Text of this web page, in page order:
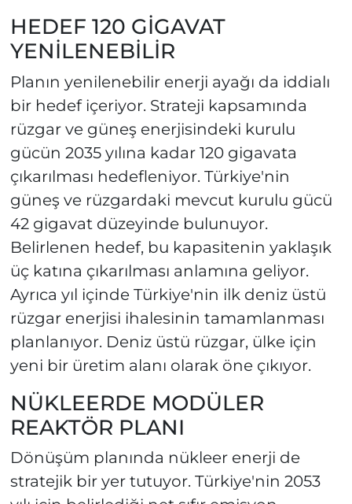
HEDEF 120 GİGAVAT
YENİLENEBİLİR
Planın yenilenebilir enerji ayağı da iddialı
bir hedef içeriyor. Strateji kapsamında
rüzgar ve güneş enerjisindeki kurulu
gücün 2035 yılına kadar 120 gigavata
çıkarılması hedefleniyor. Türkiye'nin
güneş ve rüzgardaki mevcut kurulu gücü
42 gigavat düzeyinde bulunuyor.
Belirlenen hedef, bu kapasitenin yaklaşık
üç katına çıkarılması anlamına geliyor.
Ayrıca yıl içinde Türkiye'nin ilk deniz üstü
rüzgar enerjisi ihalesinin tamamlanması
planlanıyor. Deniz üstü rüzgar, ülke için
yeni bir üretim alanı olarak öne çıkıyor.
NÜKLEERDE MODÜLER
REAKTÖR PLANI
Dönüşüm planında nükleer enerji de
stratejik bir yer tutuyor. Türkiye'nin 2053